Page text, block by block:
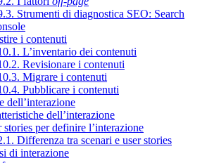
Strumenti di diagnostica SEO: Search
i contenuti
L’inventario dei contenuti
Revisionare i contenuti
Migrare i contenuti
Pubblicare i contenuti
dell’interazione
dell’interazione
stories per definire l’interazione
Differenza tra scenari e user stories
di interazione